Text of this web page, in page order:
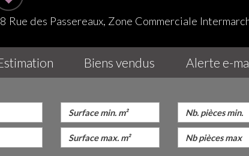
Rue des Passereaux, Zone Commerciale
estimation biens vendus alerte e-